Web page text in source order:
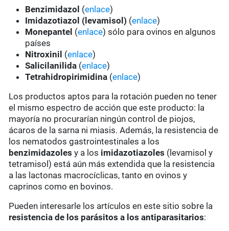
Benzimidazol (enlace)
Imidazotiazol (levamisol) (enlace)
Monepantel (enlace) sólo para ovinos en algunos
países
Nitroxinil (enlace)
Salicilanilida (enlace)
Tetrahidropirimidina (enlace)
Los productos aptos para la rotación pueden no tener
el mismo espectro de acción que este producto: la
mayoría no procurarían ningún control de piojos,
ácaros de la sarna ni miasis. Además, la resistencia de
los nematodos gastrointestinales a los
benzimidazoles y a los imidazotiazoles (levamisol y
tetramisol) está aún más extendida que la resistencia
a las lactonas macrocíclicas, tanto en ovinos y
caprinos como en bovinos.
Pueden interesarle los artículos en este sitio sobre la
resistencia de los parásitos a los antiparasitarios: